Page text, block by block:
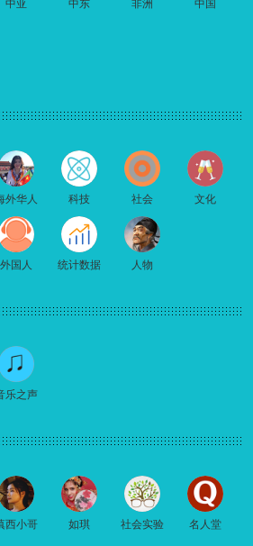
中亚 中东 非洲 中国
外华人 科技 社会 文化
外国人 统计数据 人物
乐之声
西小哥 如琪 社会实验 名人堂